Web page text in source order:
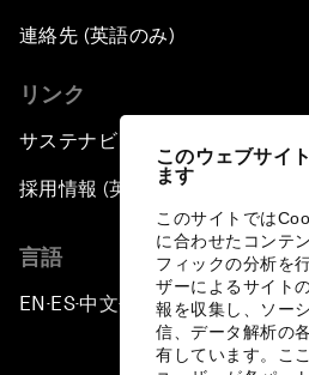
このウェブサイ
ます
このサイトでは
に合わせたコンテ
フィックの分析を
ザーによるサイト
報を収集し、ソー
信、データ解析の
有しています。こ
連絡先 (英語のみ)
リンク
サステナビリティへの取り組み
採用情報 (英語のみ)
言語
EN ▪ES▪中文▪ 日本語